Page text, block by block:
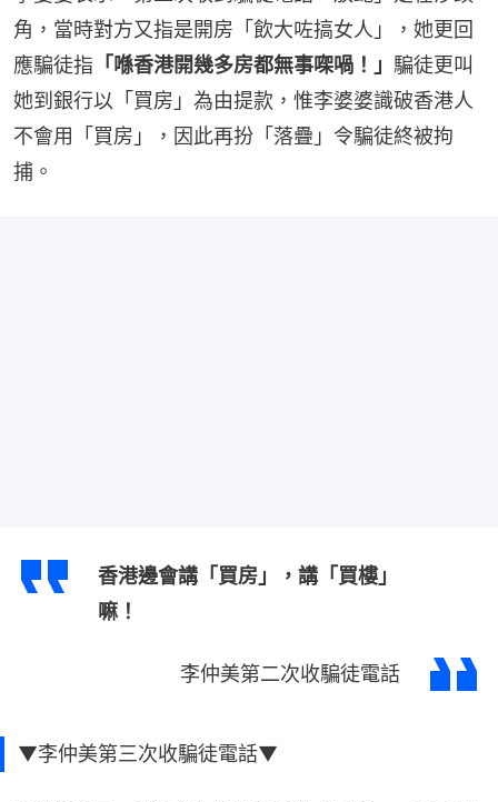
角，當時對方又指是開房「飲大咗搞女人」，她更回
應騙徒指 「喺香港開幾多房都無事㗎喎！」 騙徒更叫
她到銀行以「買房」為由提款，惟李婆婆識破香港人
不會用「買房」，因此再扮「落疊」令騙徒終被拘
捕。
香港邊會講「買房」，講「買樓」
嘛！
李仲美第二次收騙徒電話
▼李仲美第三次收騙徒電話▼